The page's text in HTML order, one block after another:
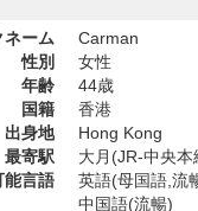
ネーム
Carman
性別
女性
年齢
44歳
国籍
香港
出身地
Hong Kong
最寄駅
大月(JR-中央本
能言語
英語(母国語,流
中国語(流暢)